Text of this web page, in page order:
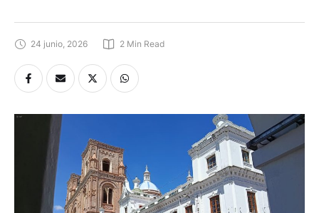
24 junio, 2026 2 Min Read